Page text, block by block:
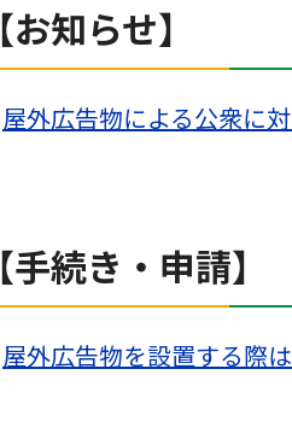
【お知らせ】
屋外広告物による公衆に
【手続き・申請】
屋外広告物を設置する際